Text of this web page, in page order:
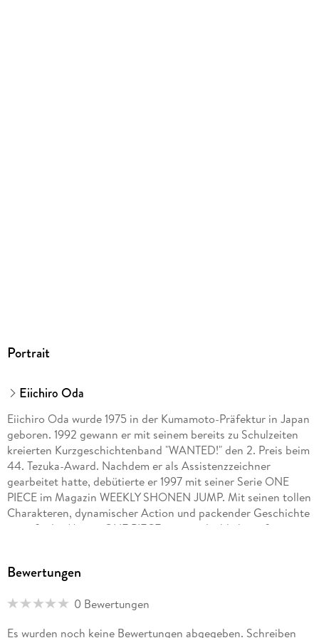
Portrait
Eiichiro Oda
Eiichiro Oda wurde 1975 in der Kumamoto-Präfektur in Japan
geboren. 1992 gewann er mit seinem bereits zu Schulzeiten
kreierten Kurzgeschichtenband "WANTED!" den 2. Preis beim
44. Tezuka-Award. Nachdem er als Assistenzzeichner
gearbeitet hatte, debütierte er 1997 mit seiner Serie ONE
PIECE im Magazin WEEKLY SHONEN JUMP. Mit seinen tollen
Charakteren, dynamischer Action und packender Geschichte
genießt der Manga ONE PIECE eine unglaublich große
multimedial große Erfolge: die Serie wurde als Anime
u. v. m. Die Serie hat auch in Europa und den USA unzählige
Bewertungen
0 Bewertungen
Es wurden noch keine Bewertungen abgegeben. Schreiben